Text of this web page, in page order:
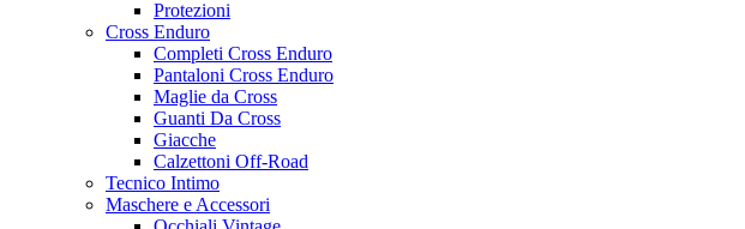
Protezioni
Cross Enduro
Completi Cross Enduro
Pantaloni Cross Enduro
Maglie da Cross
Guanti Da Cross
Giacche
Calzettoni Off-Road
Tecnico Intimo
Maschere e Accessori